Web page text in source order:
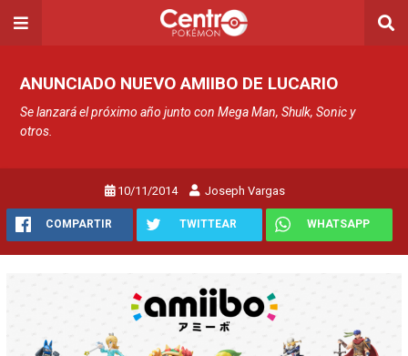
ANUNCIADO NUEVO AMIIBO DE LUCARIO
Se lanzará el próximo año junto con Mega Man, Shulk, Sonic y
otros.
10/11/2014 Joseph Vargas
COMPARTIR TWITTEAR WHATSAPP